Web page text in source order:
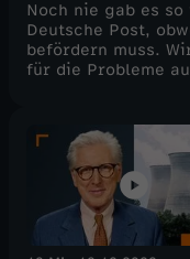
Noch nie gab es
Deutsche Post,
befördern muss.
für die Probleme